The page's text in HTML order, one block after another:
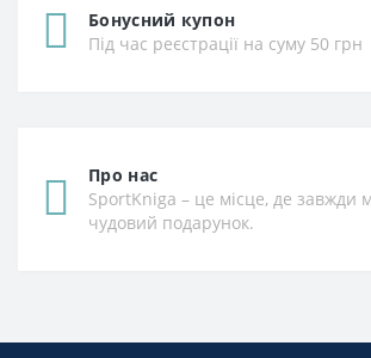
Бонусний купон
Під час реєстрації на суму 50 грн
Про нас
SportKniga – це місце, де завжди
чудовий подарунок.